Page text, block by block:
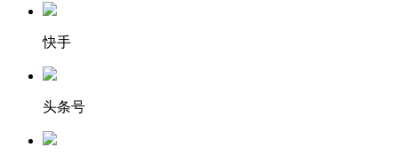
快手
头条号